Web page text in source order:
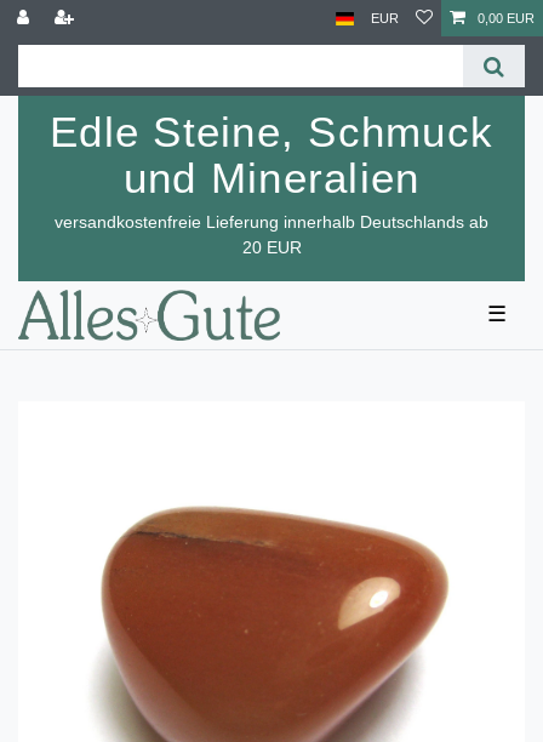
EUR 0,00 EUR
Edle Steine, Schmuck
und Mineralien
versandkostenfreie Lieferung innerhalb Deutschlands ab
20 EUR
☰